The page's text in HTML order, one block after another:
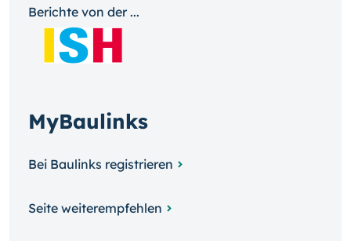
Berichte von der ...
MyBaulinks
Bei Baulinks registrieren
Seite weiterempfehlen